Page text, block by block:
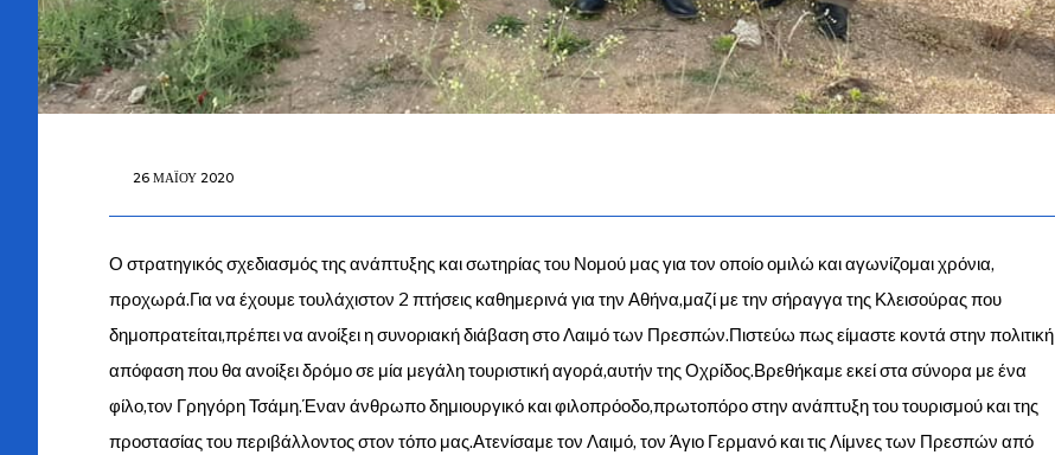
26 ΜΑΪ́ΟΥ 2020
Ο στρατηγικός σχεδιασμός της ανάπτυξης και σωτηρίας του Νομού μας για τον οποίο ομιλώ και αγωνίζομαι χρόνια,
προχωρά.Για να έχουμε τουλάχιστον 2 πτήσεις καθημερινά για την Αθήνα,μαζί με την σήραγγα της Κλεισούρας που
δημοπρατείται,πρέπει να ανοίξει η συνοριακή διάβαση στο Λαιμό των Πρεσπών.Πιστεύω πως είμαστε κοντά στην πολιτική
απόφαση που θα ανοίξει δρόμο σε μία μεγάλη τουριστική αγορά,αυτήν της Οχρίδος.Βρεθήκαμε εκεί στα σύνορα με ένα
φίλο,τον Γρηγόρη Τσάμη.Έναν άνθρωπο δημιουργικό και φιλοπρόοδο,πρωτοπόρο στην ανάπτυξη του τουρισμού και της
προστασίας του περιβάλλοντος στον τόπο μας.Ατενίσαμε τον Λαιμό, τον Άγιο Γερμανό και τις Λίμνες των Πρεσπών από